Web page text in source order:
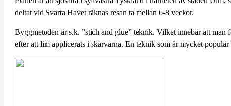
deltat vid Svarta Havet räknas resan ta mellan 6-8 veckor.
Byggmetoden är s.k. ”stich and glue” teknik. Vilket innebär att
efter att lim applicerats i skarvarna. En teknik som är mycket